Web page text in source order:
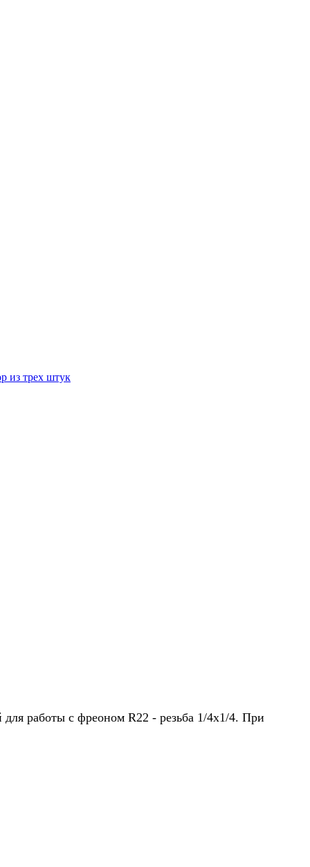
работы с фреоном R22 - резьба 1/4х1/4. При